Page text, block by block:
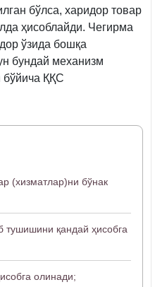
бўлса, харидор товар
ҳисоблайди. Чегирма
ўзида бошқа
бундай механизм
бўйича ҚҚС
(хизматлар)ни бўнак
тушишини қандай ҳисобга
олинади;